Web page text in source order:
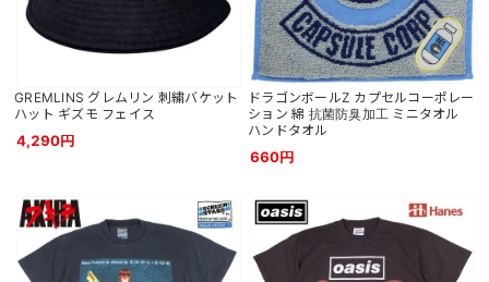
GREMLINS グレムリン 刺繍バケット
ハット ギズモ フェイス
4,290円
ドラゴンボールZ カプセルコーポレー
ション 綿 抗菌防臭加工 ミニタオル
ハンドタオル
660円